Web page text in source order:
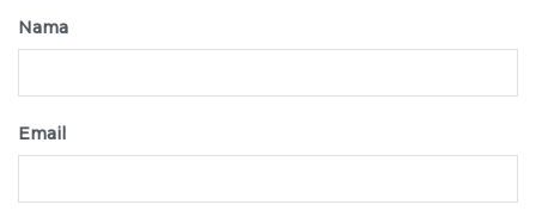
Nama
Email